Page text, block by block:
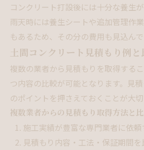
コンクリート打設後には十分な養生
雨天時には養生シートや追加管理作
もあるため、その分の費用も見込んで
土間コンクリート見積もり例
複数の業者から見積もりを取得する
つ内容の比較が可能となります。見
のポイントを押さえておくことが大切
複数業者からの見積もり取得方法と
施工実績が豊富な専門業者に依頼
見積もり内容・工法・保証期間を